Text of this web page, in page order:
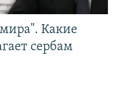
мира". Какие
сербам